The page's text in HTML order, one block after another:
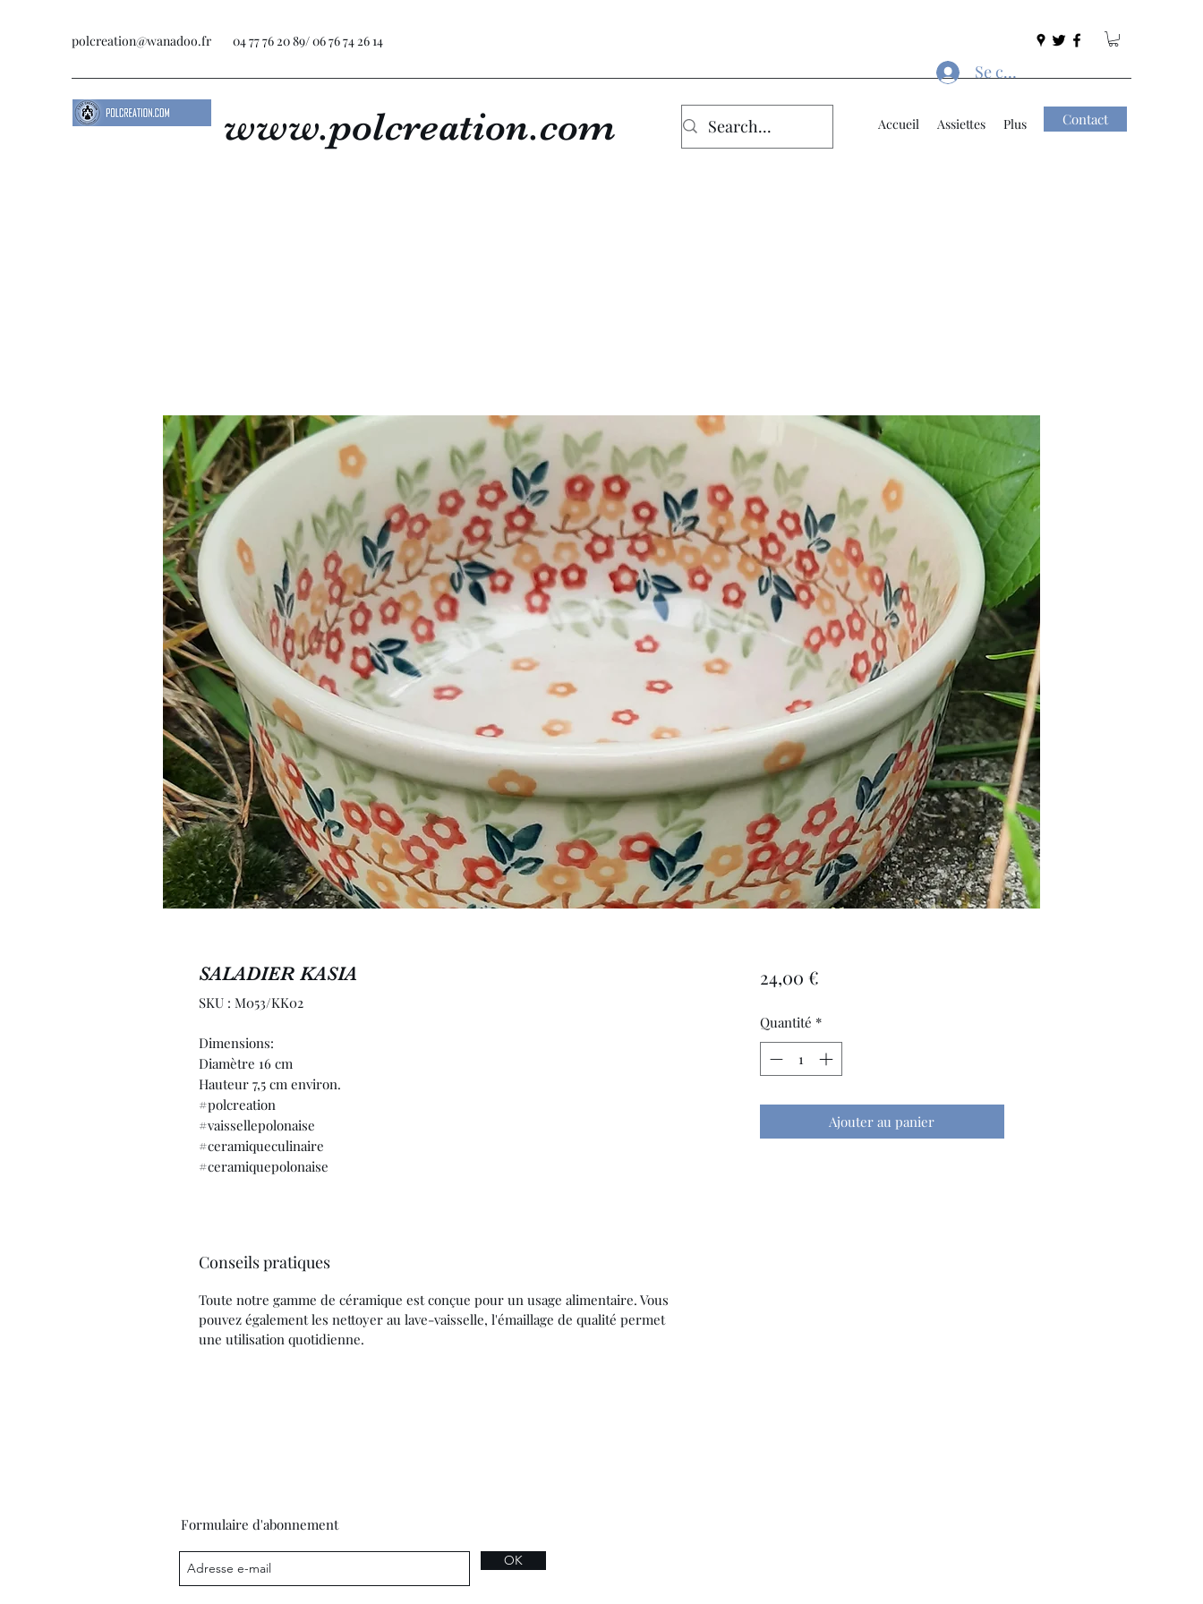
polcreation@wanadoo.fr 04 77 76 20 89/ 06 76 74 26 14
www.polcreation.com Accueil Assiettes Plus Contact
Se connecter
SALADIER KASIA
SKU : M053/KK02
Dimensions:
Diamètre 16 cm
Hauteur 7,5 cm environ.
#polcreation
#vaissellepolonaise
#ceramiqueculinaire
#ceramiquepolonaise
Conseils pratiques
Toute notre gamme de céramique est conçue pour un usage alimentaire. Vous
pouvez également les nettoyer au lave-vaisselle, l'émaillage de qualité permet
une utilisation quotidienne.
24,00 €Prix
Quantité *
Ajouter au panier
Formulaire d'abonnement
OK